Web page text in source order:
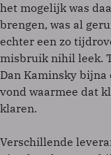
het mogelijk was
brengen, was al
echter een zo
misbruik nihil leek.
Dan Kaminsky bijna
vond waarmee dat
klaren.
Verschillende